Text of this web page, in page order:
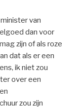
van
dan voor
zijn of als roze
dat als er een
ik niet zou
over een
zou zijn